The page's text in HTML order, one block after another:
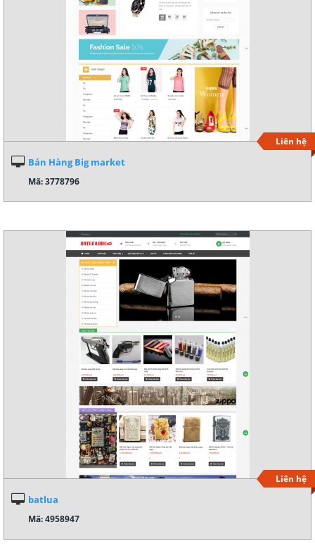
Liên hệ
Bán Hàng Big market
Mã: 3778796
Chi tiết
Liên hệ
batlua
Mã: 4958947